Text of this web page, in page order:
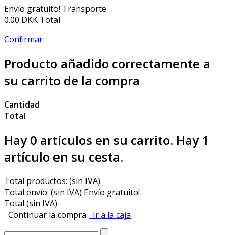
Envío gratuito! Transporte
0.00 DKK Total
Confirmar
Producto añadido correctamente a
su carrito de la compra
Cantidad
Total
Hay0 artículos en su carrito. Hay 1
artículo en su cesta.
Total productos: (sin IVA)
Total envío: (sin IVA) Envío gratuito!
Total (sin IVA)
Continuar la compra
Ir a la caja